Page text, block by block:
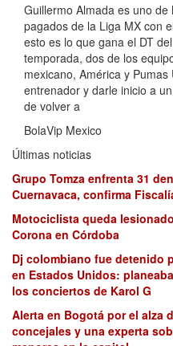
Guillermo Almada es uno
pagados de la Liga MX con
esto es lo que gana el DT
temporada, dos de los
mexicano, América y
entrenador y darle inicio a
de volver a
BolaVip Mexico
Últimas noticias
Grupo Tomza enfrenta 31
Cuernavaca, confirma
Motociclista queda
Corona en Córdoba
Dj colombiano fue detenido
en Estados Unidos:
los conciertos de Karol G
Alerta en Bogotá por el
concejales y una experta